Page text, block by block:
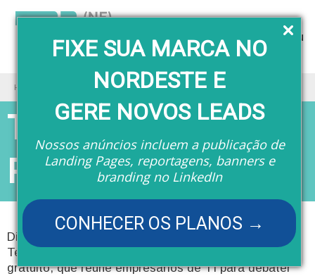
FIXE SUA MARCA NO
NORDESTE E
GERE NOVOS LEADS
Nossos anúncios incluem a publicação de
Landing Pages, reportagens, banners e
branding no LinkedIn
CONHECER OS PLANOS →
Menu
Home TecnoSpeed On the Road 10/07
TecnoSpeed On the
Road 10/07
Dia 10/07 Salvador será palco da sétima edição do
TecnoSpeed On the Road, evento itinerante e
gratuito, que reúne empresários de TI para debater